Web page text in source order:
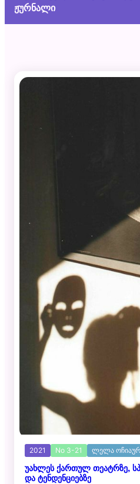
ჟურნალი
2021 No 3-21 ლელა
უახლეს ქართულ თეატრზე,
და ტენდენციებზე